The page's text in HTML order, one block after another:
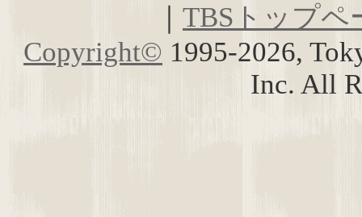
TBSトップペ
Copyright© 1995-2026,
Inc. All